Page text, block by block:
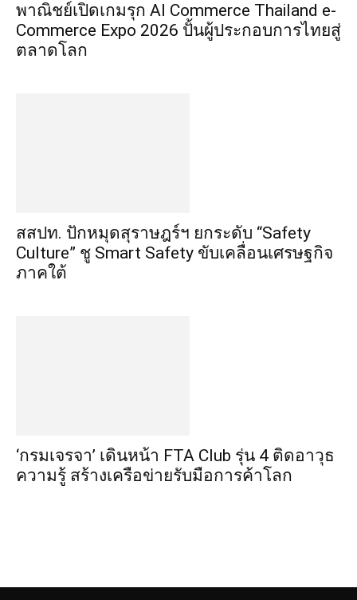
พาณิชย์เปิดเกมรุก AI Commerce Thailand e-
Commerce Expo 2026 ปั้นผู้ประกอบการไทยสู่
ตลาดโลก
สสปท. ปักหมุดสุราษฎร์ฯ ยกระดับ “Safety
Culture” ชู Smart Safety ขับเคลื่อนเศรษฐกิจ
ภาคใต้
‘กรมเจรจา’ เดินหน้า FTA Club รุ่น 4 ติดอาวุธ
ความรู้ สร้างเครือข่ายรับมือการค้าโลก